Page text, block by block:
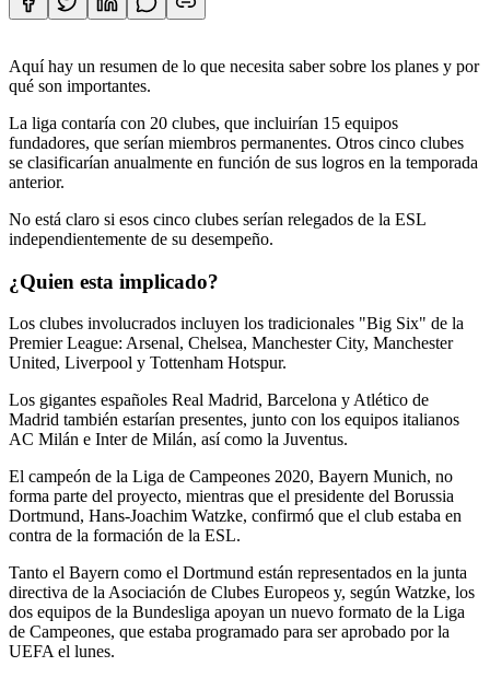
Aquí hay un resumen de lo que necesita saber sobre los planes y por
qué son importantes.
La liga contaría con 20 clubes, que incluirían 15 equipos
fundadores, que serían miembros permanentes. Otros cinco clubes
se clasificarían anualmente en función de sus logros en la temporada
anterior.
No está claro si esos cinco clubes serían relegados de la ESL
independientemente de su desempeño.
¿Quien esta implicado?
Los clubes involucrados incluyen los tradicionales "Big Six" de la
Premier League: Arsenal, Chelsea, Manchester City, Manchester
United, Liverpool y Tottenham Hotspur.
Los gigantes españoles Real Madrid, Barcelona y Atlético de
Madrid también estarían presentes, junto con los equipos italianos
AC Milán e Inter de Milán, así como la Juventus.
El campeón de la Liga de Campeones 2020, Bayern Munich, no
forma parte del proyecto, mientras que el presidente del Borussia
Dortmund, Hans-Joachim Watzke, confirmó que el club estaba en
contra de la formación de la ESL.
Tanto el Bayern como el Dortmund están representados en la junta
directiva de la Asociación de Clubes Europeos y, según Watzke, los
dos equipos de la Bundesliga apoyan un nuevo formato de la Liga
de Campeones, que estaba programado para ser aprobado por la
UEFA el lunes.